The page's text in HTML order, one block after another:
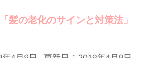
髪の老化のサインと対策法」